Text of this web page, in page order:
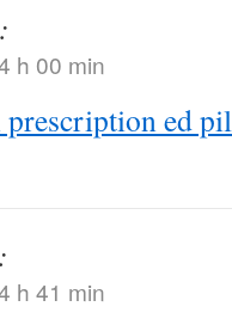
h 00 min
prescription ed
h 41 min